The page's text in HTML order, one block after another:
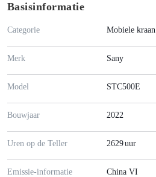
Basisinformatie
Categorie Mobiele kraan
Merk Sany
Model STC500E
Bouwjaar 2022
Uren op de Teller 2629uur
Emissie-informatie China VI